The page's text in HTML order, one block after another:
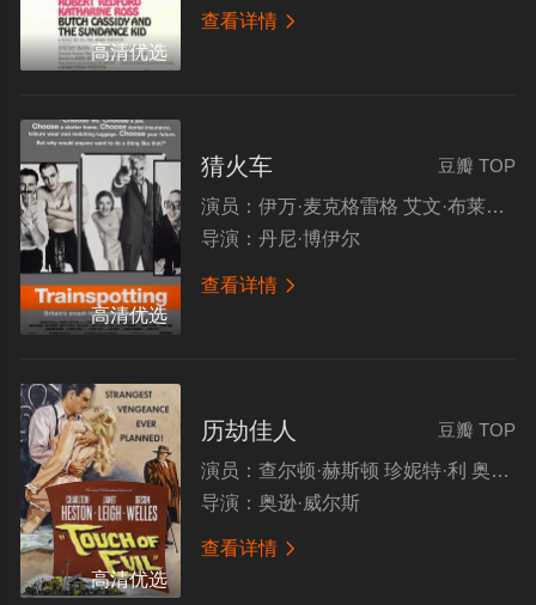
高清优选
查看详情 
高清优选
豆瓣 TOP
猜火车
演员： 伊万·麦克格雷格 艾文·布莱纳 约翰尼·李·米勒 凯文·麦克基德
导演： 丹尼·博伊尔
查看详情 
高清优选
豆瓣 TOP
历劫佳人
演员： 查尔顿·赫斯顿 珍妮特·利 奥逊·威尔斯 约瑟夫·卡利亚
导演： 奥逊·威尔斯
查看详情 